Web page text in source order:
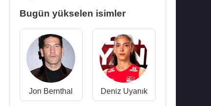
Bugün yükselen isimler
Jon Bernthal Deniz Uyanık